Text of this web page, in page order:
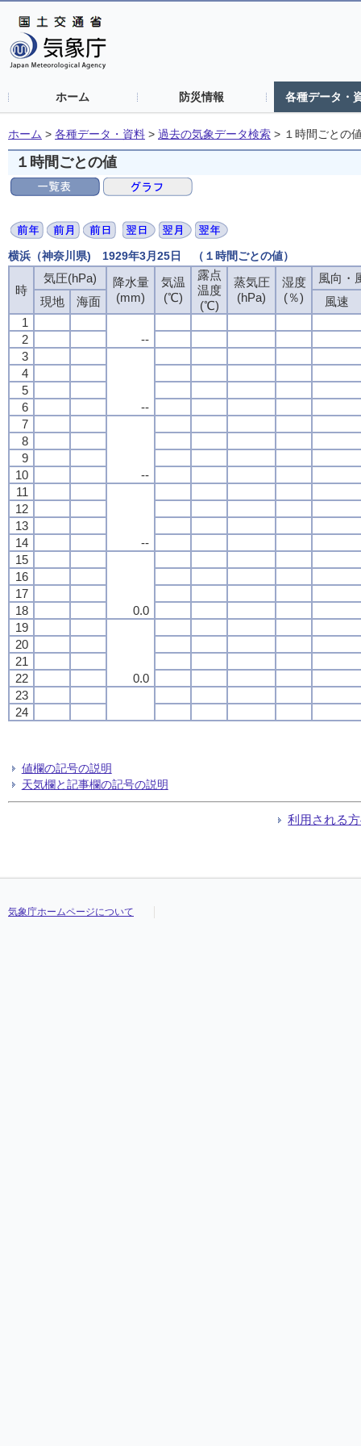
ホーム 防災情報 各種データ・
ホーム > 各種データ・資料 > 過去の気象データ検索 > １時間ごとの
１時間ごとの値
横浜（神奈川県) 1929年3月25日 （１時間ごとの値）
時
気圧(hPa)
降水量
(mm)
気温
(℃)
露点
温度
(℃)
蒸気圧
(hPa)
湿度
(％)
風向・
現地
海面
風速
1
--
2
3
--
4
5
6
7
--
8
9
10
11
--
12
13
14
15
0.0
16
17
18
19
0.0
20
21
22
23
24
値欄の記号の説明
天気欄と記事欄の記号の説明
利用される
気象庁ホームページについて